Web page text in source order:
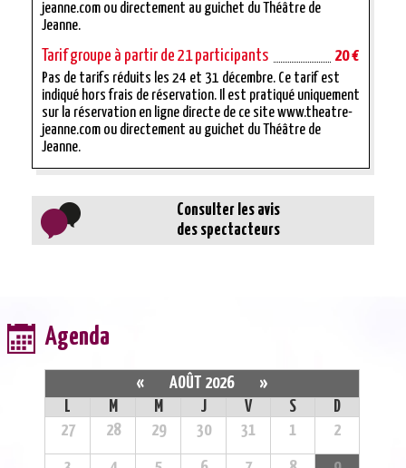
jeanne.com ou directement au guichet du Théâtre de
Jeanne.
Tarif groupe à partir de 21 participants 20 €
Pas de tarifs réduits les 24 et 31 décembre. Ce tarif est
indiqué hors frais de réservation. Il est pratiqué uniquement
sur la réservation en ligne directe de ce site www.theatre-
jeanne.com ou directement au guichet du Théâtre de
Jeanne.
Consulter les avis
des spectacteurs
Agenda
« AOÛT 2026
»
L
M M J V S
D
27
28 29 30 31 1 2